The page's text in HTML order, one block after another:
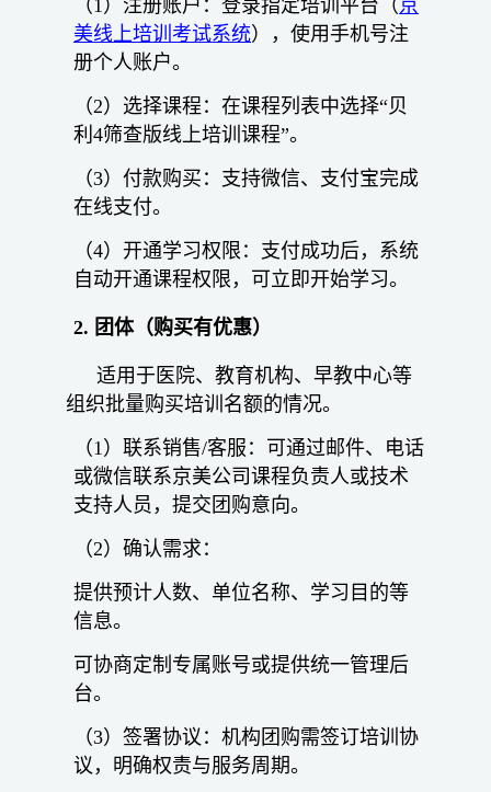
（1）注册账户：登录指定培训平台（京
美线上培训考试系统），使用手机号注
册个人账户。
（2）选择课程：在课程列表中选择“贝
利4筛查版线上培训课程”。
（3）付款购买：支持微信、支付宝完成
在线支付。
（4）开通学习权限：支付成功后，系统
自动开通课程权限，可立即开始学习。
2. 团体（购买有优惠）
适用于医院、教育机构、早教中心等
组织批量购买培训名额的情况。
（1）联系销售/客服：可通过邮件、电话
或微信联系京美公司课程负责人或技术
支持人员，提交团购意向。
（2）确认需求：
提供预计人数、单位名称、学习目的等
信息。
可协商定制专属账号或提供统一管理后
台。
（3）签署协议：机构团购需签订培训协
议，明确权责与服务周期。